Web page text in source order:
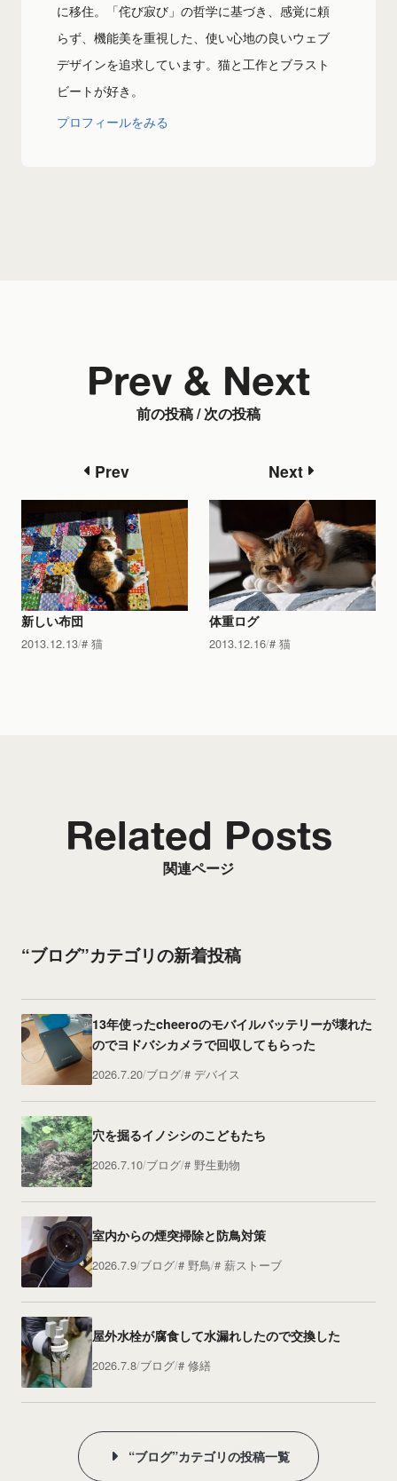
に移住。「侘び寂び」の哲学に基づき、感覚に頼
らず、機能美を重視した、使い心地の良いウェブ
デザインを追求しています。猫と工作とブラスト
ビートが好き。
プロフィールをみる
前の投稿 / 次の投稿
Prev & Next
Prev
新しい布団
2013.12.13 猫
Next
体重ログ
2013.12.16 猫
関連ページ
Related Posts
“ブログ”カテゴリの新着投稿
13年使ったcheeroのモバイルバッテリーが壊れた
のでヨドバシカメラで回収してもらった
2026.7.20 ブログ デバイス
穴を掘るイノシシのこどもたち
2026.7.10 ブログ 野生動物
室内からの煙突掃除と防鳥対策
2026.7.9 ブログ 野鳥 薪ストーブ
屋外水栓が腐食して水漏れしたので交換した
2026.7.8 ブログ 修繕
“ブログ”カテゴリの投稿一覧